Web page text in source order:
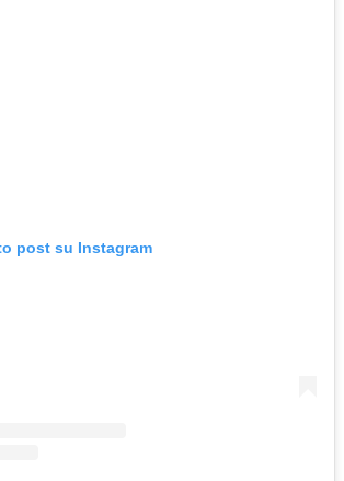
post su Instagram